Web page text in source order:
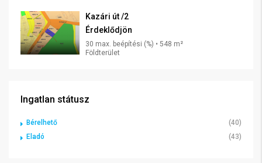
Kazári út /2
Érdeklődjön
30 max. beépítési (%) • 548 m²
Földterület
Ingatlan státusz
Bérelhető
(40)
Eladó
(43)